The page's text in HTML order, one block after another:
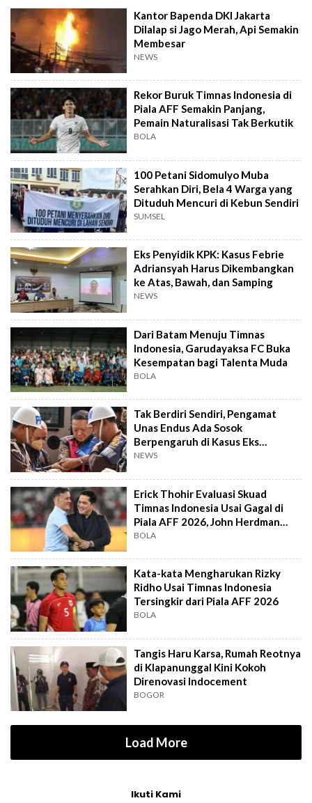
Kantor Bapenda DKI Jakarta
Dilalap si Jago Merah, Api Semakin
Membesar
NEWS
Rekor Buruk Timnas Indonesia di
Piala AFF Semakin Panjang,
Pemain Naturalisasi Tak Berkutik
BOLA
100 Petani Sidomulyo Muba
Serahkan Diri, Bela 4 Warga yang
Dituduh Mencuri di Kebun Sendiri
SUMSEL
Eks Penyidik KPK: Kasus Febrie
Adriansyah Harus Dikembangkan
ke Atas, Bawah, dan Samping
NEWS
Dari Batam Menuju Timnas
Indonesia, Garudayaksa FC Buka
Kesempatan bagi Talenta Muda
BOLA
Tak Berdiri Sendiri, Pengamat
Unas Endus Ada Sosok
Berpengaruh di Kasus Eks
Jampidsus
NEWS
Erick Thohir Evaluasi Skuad
Timnas Indonesia Usai Gagal di
Piala AFF 2026, John Herdman
Out?
BOLA
Kata-kata Mengharukan Rizky
Ridho Usai Timnas Indonesia
Tersingkir dari Piala AFF 2026
BOLA
Tangis Haru Karsa, Rumah Reotnya
di Klapanunggal Kini Kokoh
Direnovasi Indocement
BOGOR
Load More
Ikuti Kami